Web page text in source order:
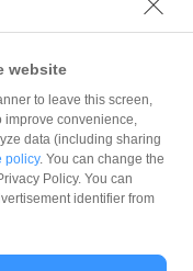
website
to leave this screen,
improve convenience,
data (including sharing
policy. You can change the
Policy. You can
identifier from